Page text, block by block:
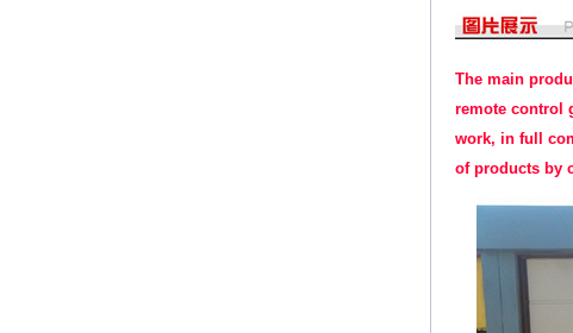
The main
remote control
work, in full
of products by